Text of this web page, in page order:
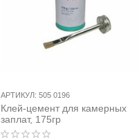
АРТИКУЛ: 505 0196
Клей-цемент для камерных
заплат, 175гр